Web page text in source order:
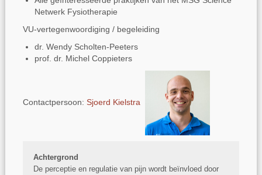
Netwerk Fysiotherapie
VU-vertegenwoordiging / begeleiding
dr. Wendy Scholten-Peeters
prof. dr. Michel Coppieters
Contactpersoon: Sjoerd Kielstra
Achtergrond
De perceptie en regulatie van pijn wordt beïnvloed door